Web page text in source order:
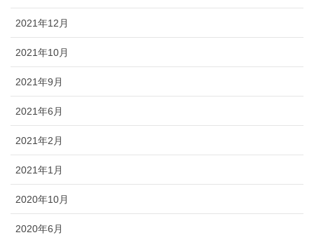
2021年12月
2021年10月
2021年9月
2021年6月
2021年2月
2021年1月
2020年10月
2020年6月